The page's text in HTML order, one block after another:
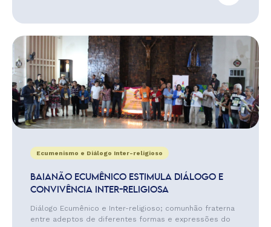
Ecumenismo e Diálogo Inter-religioso
BAIANÃO ECUMÊNICO ESTIMULA DIÁLOGO E
CONVIVÊNCIA INTER-RELIGIOSA
Diálogo Ecumênico e Inter-religioso; comunhão fraterna
entre adeptos de diferentes formas e expressões do